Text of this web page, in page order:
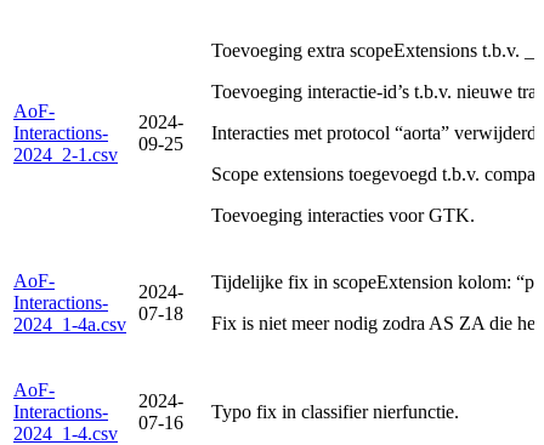
AoF-
Interactions-
2024_2-1.csv
2024-
09-25
Toevoeging extra scopeExtensions t.b.v.
Toevoeging interactie-id’s t.b.v. nieuwe
Interacties met protocol “aorta” verwijderd.
Scope extensions toegevoegd t.b.v.
Toevoeging interacties voor GTK.
AoF-
Interactions-
2024_1-4a.csv
2024-
07-18
Tijdelijke fix in scopeExtension kolom:
Fix is niet meer nodig zodra AS ZA die
AoF-
Interactions-
2024_1-4.csv
2024-
07-16
Typo fix in classifier nierfunctie.